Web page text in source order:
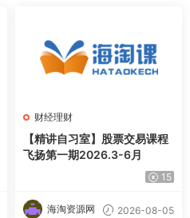
财经理财
【精讲自习室】股票交易课程
飞扬第一期2026.3-6月
15
海淘资源网 2026-08-05